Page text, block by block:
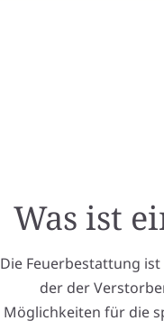
Was ist
Die Feuerbestattung
der der
Möglichkeiten für die